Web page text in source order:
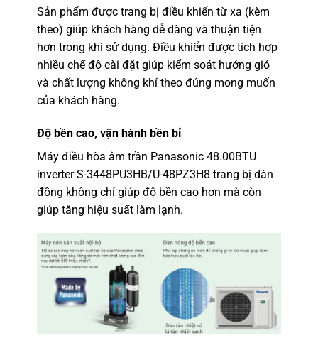
Sản phẩm được trang bị điều khiển từ xa (kèm
theo) giúp khách hàng dễ dàng và thuận tiện
hơn trong khi sử dụng. Điều khiển được tích hợp
nhiều chế độ cài đặt giúp kiểm soát hướng gió
và chất lượng không khí theo đúng mong muốn
của khách hàng.
Độ bền cao, vận hành bền bỉ
Máy điều hòa âm trần Panasonic 48.00BTU
inverter S-3448PU3HB/U-48PZ3H8trang bị dàn
đồng không chỉ giúp độ bền cao hơn mà còn
giúp tăng hiệu suất làm lạnh.